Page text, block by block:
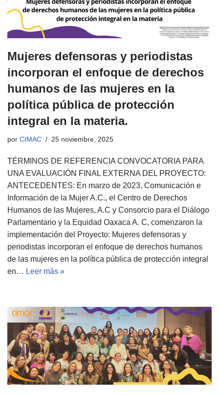
Mujeres defensoras y periodistas
incorporan el enfoque de derechos
humanos de las mujeres en la
política pública de protección
integral en la materia.
por CIMAC 25 noviembre, 2025
TÉRMINOS DE REFERENCIA CONVOCATORIA PARA
UNA EVALUACIÓN FINAL EXTERNA DEL PROYECTO:
ANTECEDENTES: En marzo de 2023, Comunicación e
Información de la Mujer A.C., el Centro de Derechos
Humanos de las Mujeres, A.C y Consorcio para el Diálogo
Parlamentario y la Equidad Oaxaca A. C, comenzaron la
implementación del Proyecto: Mujeres defensoras y
periodistas incorporan el enfoque de derechos humanos
de las mujeres en la política pública de protección integral
en… Leer más »